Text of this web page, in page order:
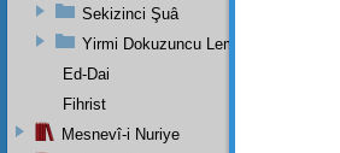
Sekizinci Şuâ
Yirmi Dokuzuncu Lem'adan İkinci Bab
Ed-Dai
Fihrist
Mesnevî-i Nuriye